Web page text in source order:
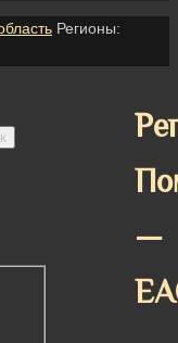
Регионы:
—